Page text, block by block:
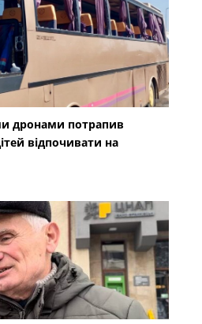
дронами потрапив
відпочивати на